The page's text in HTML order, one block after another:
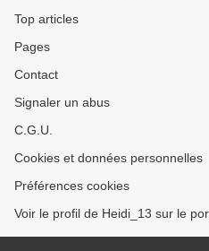
Top articles
Pages
Contact
Signaler un abus
C.G.U.
Cookies et données personnelles
Préférences cookies
Voir le profil de Heidi_13 sur le